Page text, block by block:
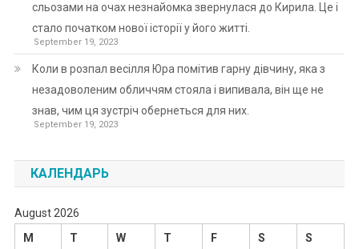
сльозами на очах незнайомка звернулася до Кирила. Це і
стало початком нової історії у його житті.
September 19, 2023
Коли в розпал весілля Юра помітив гарну дівчину, яка з
незадоволеним обличчям стояла і випивала, він ще не
знав, чим ця зустріч обернеться для них.
September 19, 2023
КАЛЕНДАРЬ
August 2026
M
T W T F S S